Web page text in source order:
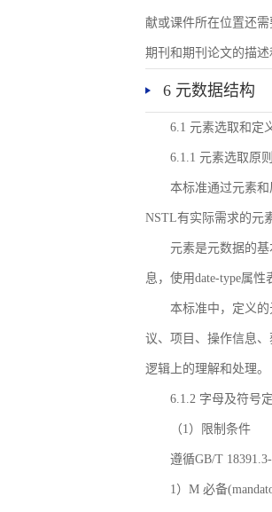
献或课件所在位置还
期刊和期刊论文的描
6 元数据结构
6.1 元素选取和定
6.1.1 元素选取原
本标准通过元素
NSTL有实际需求的元
元素是元数据的
息，使用date-type属
本标准中，定义
议、项目、操作信息
逻辑上的理解和处理。
6.1.2 字母及符号
（1）限制条件
遵循GB/T
1）M 必备